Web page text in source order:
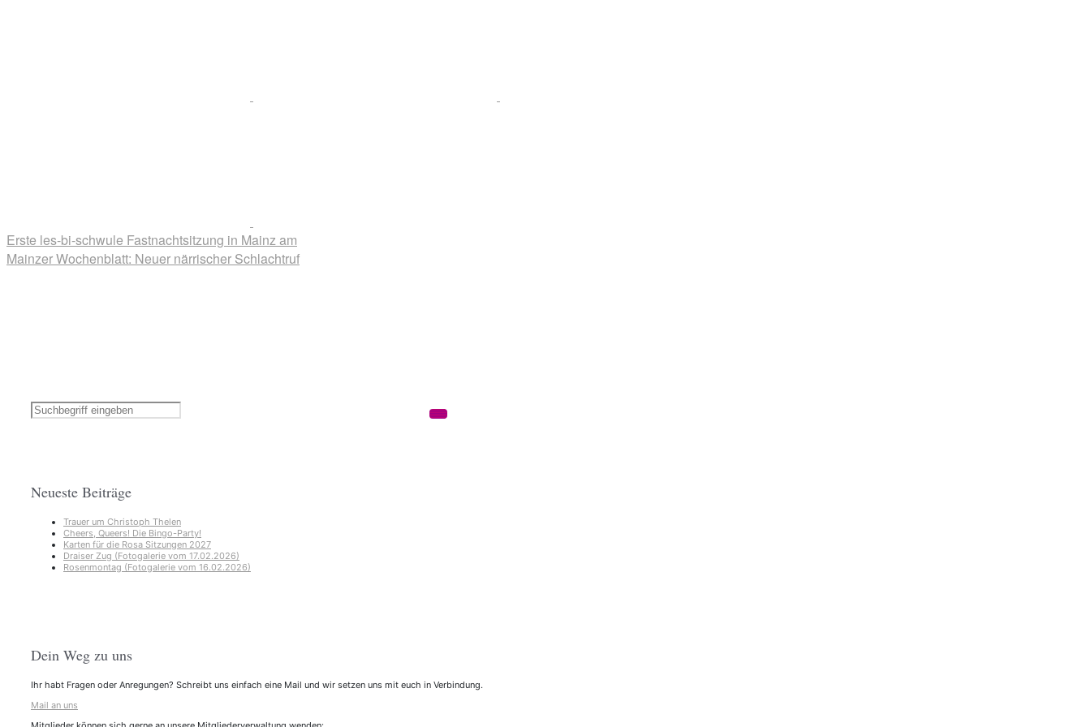
Erste les-bi-schwule Fastnachtsitzung in Mainz am
Mainzer Wochenblatt: Neuer närrischer Schlachtruf
Neueste Beiträge
Trauer um Christoph Thelen
Cheers, Queers! Die Bingo-Party!
Karten für die Rosa Sitzungen 2027
Draiser Zug (Fotogalerie vom 17.02.2026)
Rosenmontag (Fotogalerie vom 16.02.2026)
Dein Weg zu uns
Ihr habt Fragen oder Anregungen? Schreibt uns einfach eine Mail und wir setzen uns mit euch in Verbindung.
Mail an uns